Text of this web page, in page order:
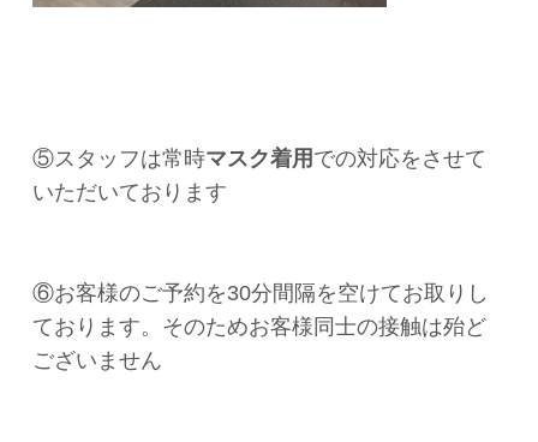
⑤スタッフは常時マスク着用 での対応をさせて
いただいております
⑥お客様のご予約を30分間隔を空けてお取りし
ております。そのためお客様同士の接触は殆ど
ございません